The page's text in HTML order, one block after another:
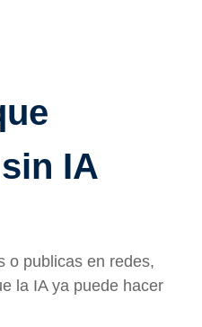
IA
o publicas en redes,
la IA ya puede hacer